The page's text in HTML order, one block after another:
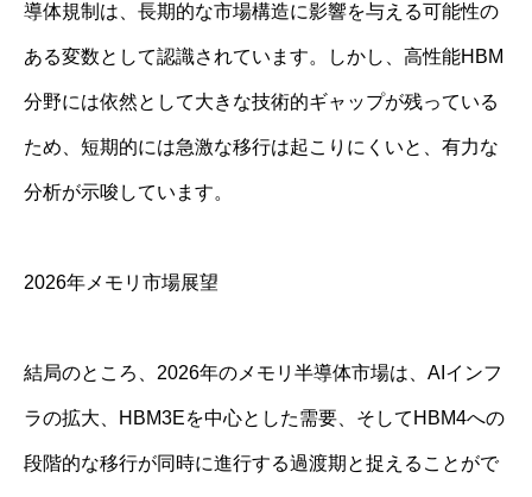
導体規制は、長期的な市場構造に影響を与える可能性の
ある変数として認識されています。しかし、高性能HBM
分野には依然として大きな技術的ギャップが残っている
ため、短期的には急激な移行は起こりにくいと、有力な
分析が示唆しています。
2026年メモリ市場展望
結局のところ、2026年のメモリ半導体市場は、AIインフ
ラの拡大、HBM3Eを中心とした需要、そしてHBM4への
段階的な移行が同時に進行する過渡期と捉えることがで